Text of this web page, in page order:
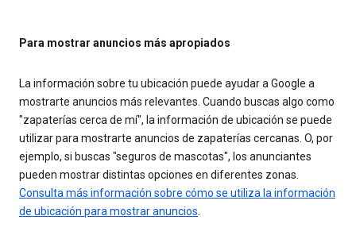
Para mostrar anuncios más apropiados
La información sobre tu ubicación puede ayudar a Google a
mostrarte anuncios más relevantes. Cuando buscas algo como
"zapaterías cerca de mí", la información de ubicación se puede
utilizar para mostrarte anuncios de zapaterías cercanas. O, por
ejemplo, si buscas "seguros de mascotas", los anunciantes
pueden mostrar distintas opciones en diferentes zonas.
Consulta más información sobre cómo se utiliza la información
de ubicación para mostrar anuncios